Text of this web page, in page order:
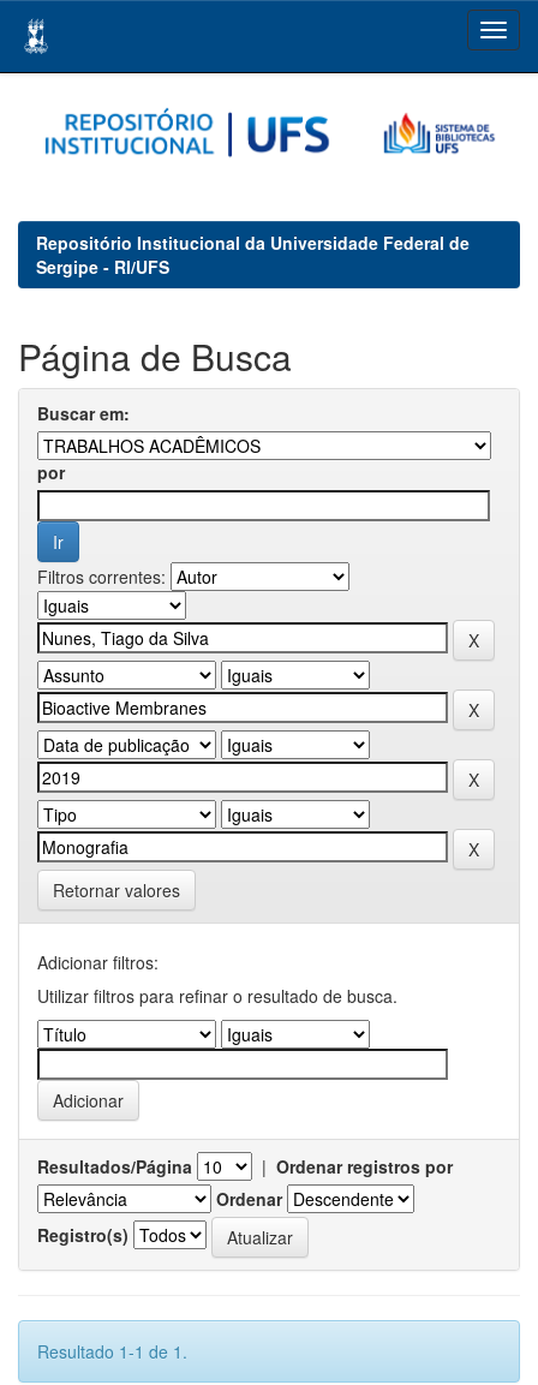
navigation
Repositório Institucional da Universidade Federal de
Sergipe - RI/UFS
Página de Busca
Buscar em:
por
Filtros correntes:
Retornar valores
Adicionar filtros:
Utilizar filtros para refinar o resultado de busca.
Resultados/Página | Ordenar registros por
Ordenar
Registro(s)
Resultado 1-1 de 1.